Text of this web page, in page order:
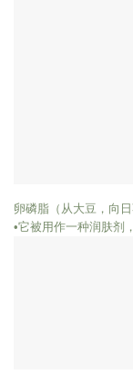
卵磷脂（从大豆，向
•它被用作一种润肤剂